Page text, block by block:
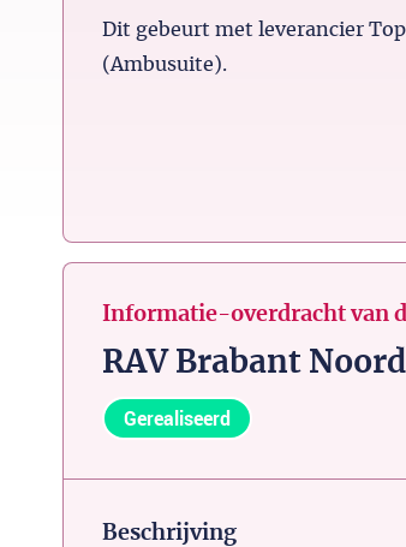
Dit gebeurt met leverancier
(Ambusuite).
Informatie-overdracht van
RAV Brabant Noord
Gerealiseerd
Beschrijving